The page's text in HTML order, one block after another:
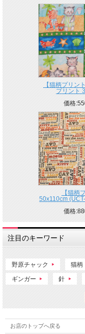
【猫柄プリン
プリント
価格
【猫柄
50x110cm
価格
注目のキーワード
野原チャック 猫柄
ギンガー 針
お店のトップへ戻る